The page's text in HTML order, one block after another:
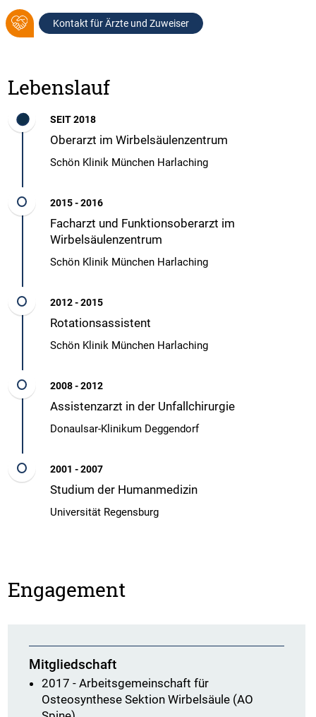
Kontakt für Ärzte und Zuweiser
Lebenslauf
SEIT 2018
Oberarzt im Wirbelsäulenzentrum
Schön Klinik München Harlaching
2015 - 2016
Facharzt und Funktionsoberarzt im
Wirbelsäulenzentrum
Schön Klinik München Harlaching
2012 - 2015
Rotationsassistent
Schön Klinik München Harlaching
2008 - 2012
Assistenzarzt in der Unfallchirurgie
DonauIsar-Klinikum Deggendorf
2001 - 2007
Studium der Humanmedizin
Universität Regensburg
Engagement
Mitgliedschaft
2017 - Arbeitsgemeinschaft für
Osteosynthese Sektion Wirbelsäule (AO